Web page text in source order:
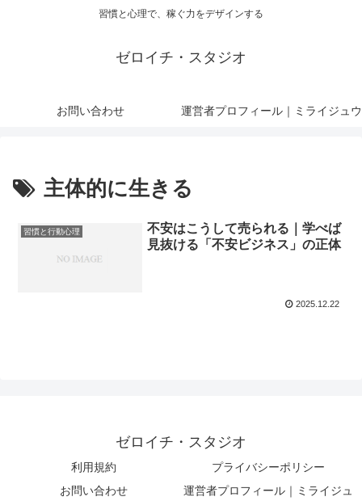
習慣と心理で、稼ぐ力をデザインする
ゼロイチ・スタジオ
お問い合わせ 運営者プロフィール｜ミライジュウ
主体的に生きる
習慣と行動心理
不安はこうして売られる｜学べば
見抜ける「不安ビジネス」の正体
2025.12.22
ゼロイチ・スタジオ
利用規約
プライバシーポリシー
お問い合わせ
運営者プロフィール｜ミライジュ